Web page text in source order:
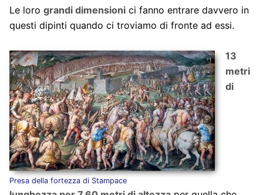
Le loro grandi dimensionici fanno entrare davvero in
questi dipinti quando ci troviamo di fronte ad essi.
Presa della fortezza di Stampace
13
metri
di